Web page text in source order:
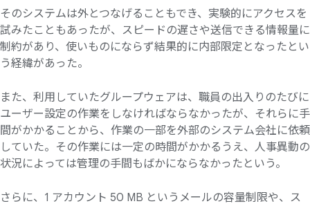
そのシステムは外とつなげることもでき、実験的にアクセスを
試みたこともあったが、スピードの遅さや送信できる情報量に
制約があり、使いものにならず結果的に内部限定となったとい
う経緯があった。
また、利用していたグループウェアは、職員の出入りのたびに
ユーザー設定の作業をしなければならなかったが、それらに手
間がかかることから、作業の一部を外部のシステム会社に依頼
していた。その作業には一定の時間がかかるうえ、人事異動の
状況によっては管理の手間もばかにならなかったという。
さらに、1 アカウント 50 MB というメールの容量制限や、ス